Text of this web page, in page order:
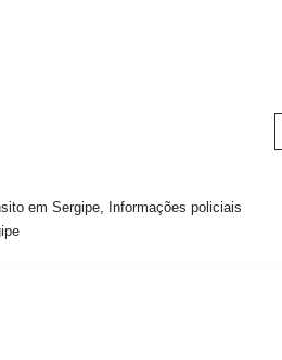
em Sergipe, Informações policiais